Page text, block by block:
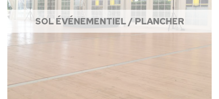
SOL ÉVÉNEMENTIEL / PLANCHER